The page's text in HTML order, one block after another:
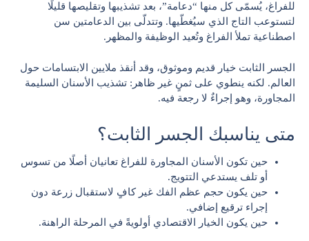
للفراغ، يُسمّى كل منها “دعامة”، بعد تشذيبها وتقليصها قليلًا
لتستوعب التاج الذي سيُغطّيها. وتتدلّى بين الدعامتين سن
اصطناعية تملأ الفراغ وتُعيد الوظيفة والمظهر.
الجسر الثابت خيار قديم وموثوق، وقد أنقذ ملايين الابتسامات حول
العالم. لكنه ينطوي على ثمنٍ غير ظاهر: تشذيب الأسنان السليمة
المجاورة، وهو إجراءٌ لا رجعة فيه.
متى يناسبك الجسر الثابت؟
حين تكون الأسنان المجاورة للفراغ تعانيان أصلًا من تسوس
أو تلف يستدعي التتويج.
حين يكون حجم عظم الفك غير كافٍ لاستقبال زرعة دون
إجراء ترقيع إضافي.
حين يكون الخيار الاقتصادي أولويةً في المرحلة الراهنة.